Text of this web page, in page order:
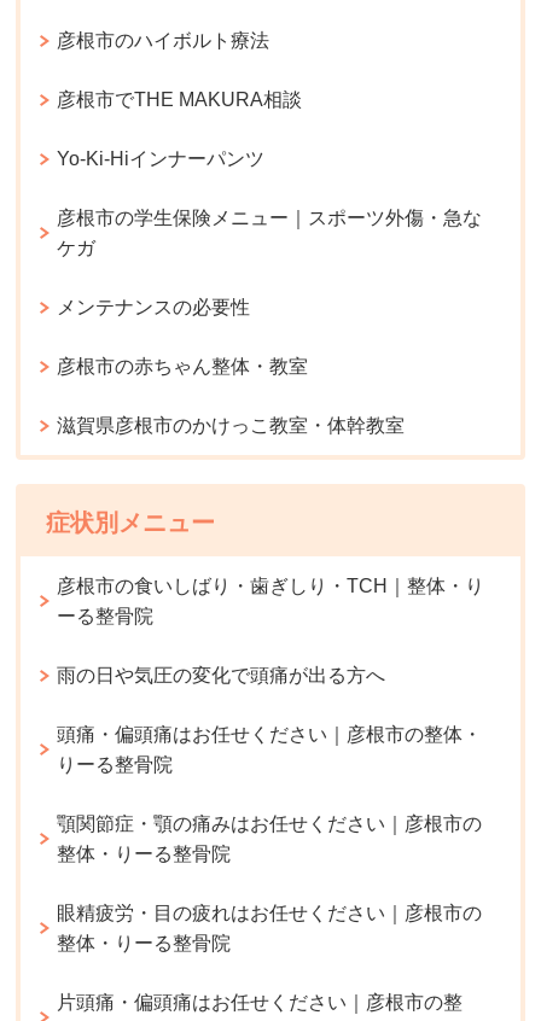
彦根市のハイボルト療法
彦根市でTHE MAKURA相談
Yo-Ki-Hiインナーパンツ
彦根市の学生保険メニュー｜スポーツ外傷・急な
ケガ
メンテナンスの必要性
彦根市の赤ちゃん整体・教室
滋賀県彦根市のかけっこ教室・体幹教室
症状別メニュー
彦根市の食いしばり・歯ぎしり・TCH｜整体・り
ーる整骨院
雨の日や気圧の変化で頭痛が出る方へ
頭痛・偏頭痛はお任せください｜彦根市の整体・
りーる整骨院
顎関節症・顎の痛みはお任せください｜彦根市の
整体・りーる整骨院
眼精疲労・目の疲れはお任せください｜彦根市の
整体・りーる整骨院
片頭痛・偏頭痛はお任せください｜彦根市の整